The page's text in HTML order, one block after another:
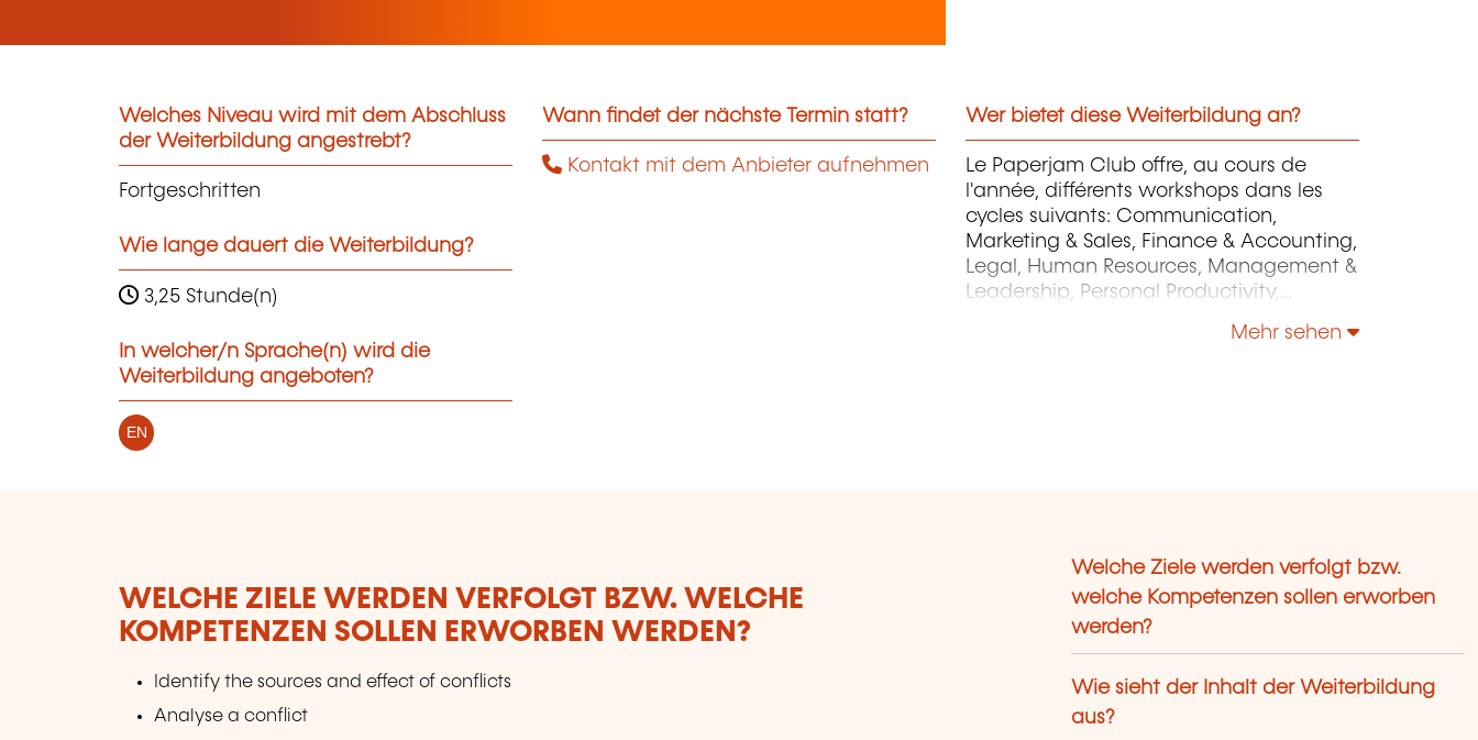
Welches Niveau wird mit dem Abschluss
der Weiterbildung angestrebt?
Fortgeschritten
Wie lange dauert die Weiterbildung?
3,25 Stunde(n)
In welcher/n Sprache(n) wird die
Weiterbildung angeboten?
EN
Wann findet der nächste Termin statt?
Kontakt mit dem Anbieter aufnehmen
Wer bietet diese Weiterbildung an?
Le Paperjam Club offre, au cours de
l'année, différents workshops dans les
cycles suivants: Communication,
Marketing & Sales, Finance & Accounting,
Legal, Human Resources, Management &
Leadership, Personal Productivity,
Mehr sehen
WELCHE ZIELE WERDEN VERFOLGT BZW. WELCHE
KOMPETENZEN SOLLEN ERWORBEN WERDEN?
Identify the sources and effect of conflicts
Analyse a conflict
Welche Ziele werden verfolgt bzw.
welche Kompetenzen sollen erworben
werden?
Wie sieht der Inhalt der Weiterbildung
aus?